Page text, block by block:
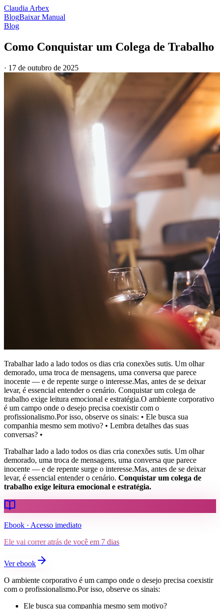
Claudia Arbex
BlogBaixar Manual
Blog
Como Conquistar um Colega de Trabalho
· 17 de outubro de 2025
Trabalhar lado a lado todos os dias cria conexões sutis. Um olhar
demorado, uma troca de mensagens, uma conversa que parece
inocente — e de repente surge o interesse.Mas, antes de se deixar
levar, é essencial entender o cenário. Conquistar um colega de
trabalho exige leitura emocional e estratégia.O ambiente corporativo
é um campo onde o desejo precisa coexistir com o
profissionalismo.Por isso, observe os sinais: • Ele busca sua
companhia mesmo sem motivo? • Lembra detalhes das suas
conversas? •
Trabalhar lado a lado todos os dias cria conexões sutis. Um olhar
demorado, uma troca de mensagens, uma conversa que parece
inocente — e de repente surge o interesse.Mas, antes de se deixar
levar, é essencial entender o cenário. Conquistar um colega de
trabalho exige leitura emocional e estratégia.
Ebook · Acesso imediato
Ele vai correr atrás de você em 7 dias
Ver ebook
O ambiente corporativo é um campo onde o desejo precisa coexistir
com o profissionalismo.Por isso, observe os sinais:
Ele busca sua companhia mesmo sem motivo?